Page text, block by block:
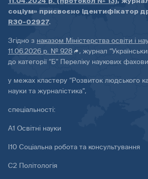
соціум» присвоєно ідентифікатор
R30-02927.
Згідно з наказом Міністерства освіти і
11.06.2026 р. № 928
, журнал
до категорії “Б” Переліку наукових
у межах кластеру “Розвиток людського
науки та журналістика”,
спеціальності:
А1 Освітні науки
І10 Соціальна робота та консультування
С2 Політологія